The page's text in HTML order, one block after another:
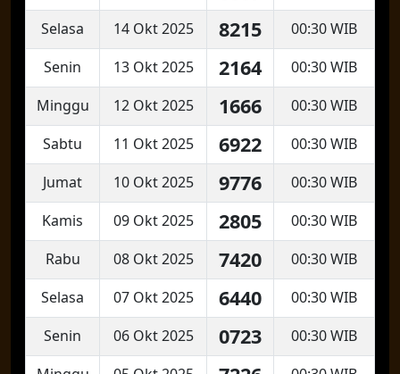
Selasa
14 Okt 2025 8215
00:30 WIB
Senin
13 Okt 2025 2164
00:30 WIB
Minggu
12 Okt 2025 1666
00:30 WIB
Sabtu
11 Okt 2025 6922
00:30 WIB
Jumat
10 Okt 2025 9776
00:30 WIB
Kamis
09 Okt 2025 2805
00:30 WIB
Rabu
08 Okt 2025 7420
00:30 WIB
Selasa
07 Okt 2025 6440
00:30 WIB
Senin
06 Okt 2025 0723
00:30 WIB